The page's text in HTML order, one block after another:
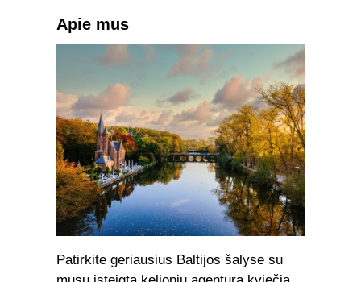
Apie mus
Patirkite geriausius Baltijos šalyse su